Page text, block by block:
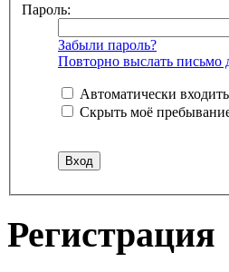
Пароль:
Забыли пароль?
Повторно выслать письмо
Автоматически
Скрыть моё
Регистрация